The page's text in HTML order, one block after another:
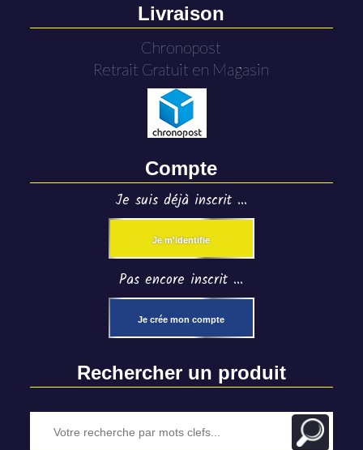
Livraison
Chronopost
Retrait Gratuit en Magasin
Compte
Je suis déjà inscrit ...
Je m'identifie
Pas encore inscrit ...
Je crée mon compte
Rechercher un produit